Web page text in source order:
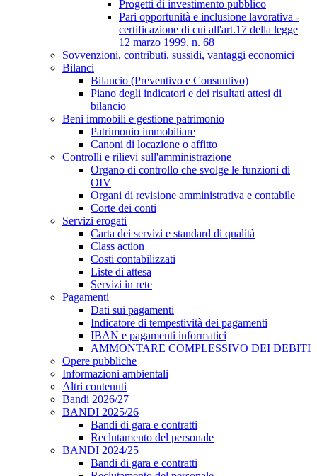
Progetti di investimento pubblico
Pari opportunità e inclusione lavorativa -
certificazione di cui all'art.17 della legge
12 marzo 1999, n. 68
Sovvenzioni, contributi, sussidi, vantaggi economici
Bilanci
Bilancio (Preventivo e Consuntivo)
Piano degli indicatori e dei risultati attesi di
bilancio
Beni immobili e gestione patrimonio
Patrimonio immobiliare
Canoni di locazione o affitto
Controlli e rilievi sull'amministrazione
Organo di controllo che svolge le funzioni di
OIV
Organi di revisione amministrativa e contabile
Corte dei conti
Servizi erogati
Carta dei servizi e standard di qualità
Class action
Costi contabilizzati
Liste di attesa
Servizi in rete
Pagamenti
Dati sui pagamenti
Indicatore di tempestività dei pagamenti
IBAN e pagamenti informatici
AMMONTARE COMPLESSIVO DEI DEBITI
Opere pubbliche
Informazioni ambientali
Altri contenuti
Bandi 2026/27
BANDI 2025/26
Bandi di gara e contratti
Reclutamento del personale
BANDI 2024/25
Bandi di gara e contratti